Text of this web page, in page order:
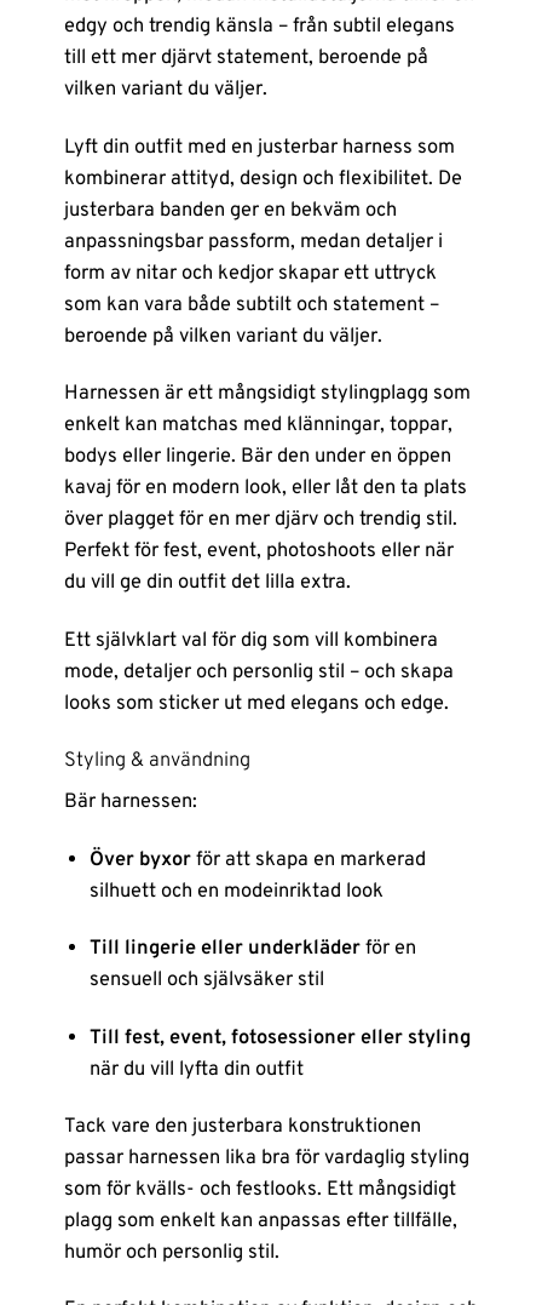
edgy och trendig känsla – från subtil elegans
till ett mer djärvt statement, beroende på
vilken variant du väljer.
Lyft din outfit med en justerbar harness som
kombinerar attityd, design och flexibilitet. De
justerbara banden ger en bekväm och
anpassningsbar passform, medan detaljer i
form av nitar och kedjor skapar ett uttryck
som kan vara både subtilt och statement –
beroende på vilken variant du väljer.
Harnessen är ett mångsidigt stylingplagg som
enkelt kan matchas med klänningar, toppar,
bodys eller lingerie. Bär den under en öppen
kavaj för en modern look, eller låt den ta plats
över plagget för en mer djärv och trendig stil.
Perfekt för fest, event, photoshoots eller när
du vill ge din outfit det lilla extra.
Ett självklart val för dig som vill kombinera
mode, detaljer och personlig stil – och skapa
looks som sticker ut med elegans och edge.
Styling & användning
Bär harnessen:
Över byxorför att skapa en markerad
silhuett och en modeinriktad look
Till lingerie eller underkläderför en
sensuell och självsäker stil
Till fest, event, fotosessioner eller styling
när du vill lyfta din outfit
Tack vare den justerbara konstruktionen
passar harnessen lika bra för vardaglig styling
som för kvälls- och festlooks. Ett mångsidigt
plagg som enkelt kan anpassas efter tillfälle,
humör och personlig stil.